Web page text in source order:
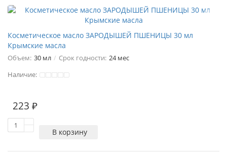
Косметическое масло ЗАРОДЫШЕЙ ПШЕНИЦЫ 30 мл
Крымские масла
Объем: 30 мл Срок годности: 24 мес
Наличие:
223 ₽
В корзину